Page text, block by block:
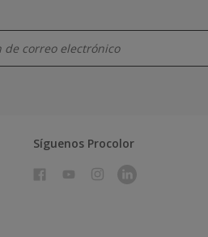
Síguenos Procolor